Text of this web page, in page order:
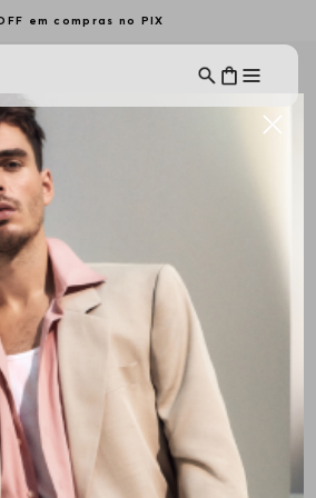
em compras no PIX
MASCULINAS
Mais Recentes
encontrado
fazer?
termos digitados.
uma única palavra.
genéricos na busca.
sinônimos do termo